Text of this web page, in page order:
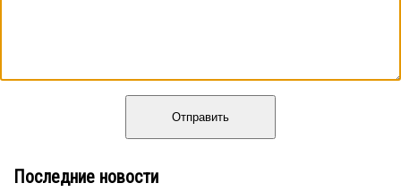
Отправить
Последние новости